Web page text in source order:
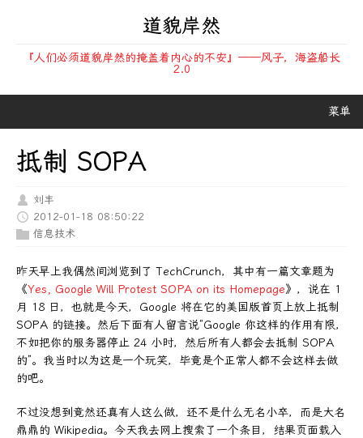
道貌岸然
『人们必须道貌岸然的掩盖着内心的不安』——风子，海盗船长
2.0
菜单
抵制 SOPA
刘丰
2012-01-18 08:50:22
信息技术
昨天早上我偶然间浏览到了 TechCrunch，其中有一篇文章题为
《Yes, Google Will Protest SOPA on its Homepage》，说在 1
月 18 日，也就是今天，Google 将在它的美国版首页上放上抵制
SOPA 的链接。然后下面有人留言说“Google 你这样的作用有限，
不如把你的服务器停止 24 小时，然后所有人都会去抵制 SOPA
的”。我当时以为这是一个玩笑，毕竟是个正常人都不会这样去做
的吧。
不过没想到竟然还真有人这么做，还不是什么无名小卒，而是大名
鼎鼎的 Wikipedia。今天我去网上搜索了一个条目，结果页面载入